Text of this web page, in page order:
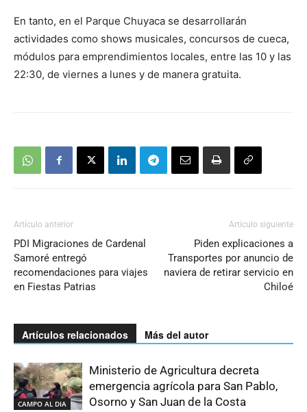
En tanto, en el Parque Chuyaca se desarrollarán
actividades como shows musicales, concursos de cueca,
módulos para emprendimientos locales, entre las 10 y las
22:30, de viernes a lunes y de manera gratuita.
Artículo anterior
PDI Migraciones de Cardenal
Samoré entregó
recomendaciones para viajes
en Fiestas Patrias
Artículo siguiente
Piden explicaciones a
Transportes por anuncio de
naviera de retirar servicio en
Chiloé
Artículos relacionados Más del autor
CAMPO AL DIA
Ministerio de Agricultura decreta
emergencia agrícola para San Pablo,
Osorno y San Juan de la Costa